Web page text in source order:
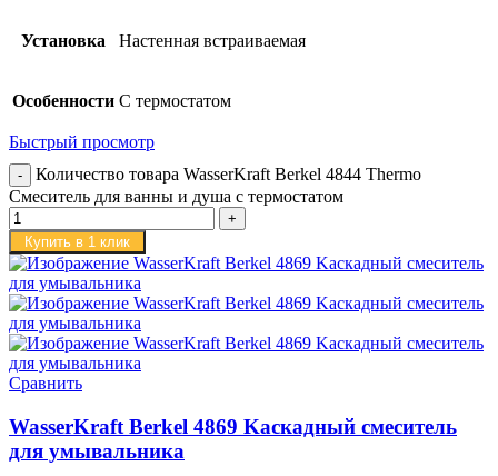
Установка Настенная встраиваемая
Особенности С термостатом
Быстрый просмотр
Количество товара WasserKraft Berkel 4844 Thermo
Смеситель для ванны и душа с термостатом
Купить в 1 клик
Сравнить
WasserKraft Berkel 4869 Kаскадный смеситель
для умывальника